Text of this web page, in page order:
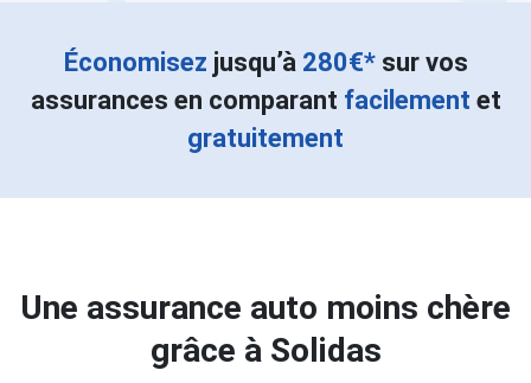
Économisez jusqu’à 280€*sur vos
assurances en comparant facilement et
gratuitement
Une assurance auto moins chère
grâce à Solidas